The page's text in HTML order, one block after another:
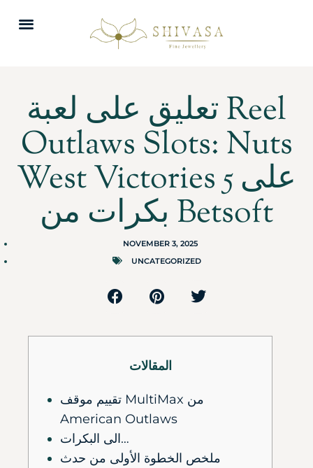
تعليق على لعبة Reel
Outlaws Slots: Nuts
West Victories على 5
بكرات من Betsoft
NOVEMBER 3, 2025
UNCATEGORIZED
المقالات
تقييم موقف MultiMax من
American Outlaws
الى البكرات…
ملخص الخطوة الأولى من حدث